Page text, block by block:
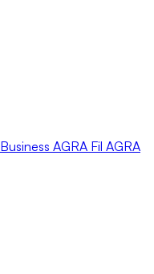
Business AGRA Fil AGRA